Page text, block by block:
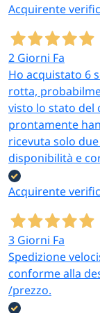
Acquirente
2 Giorni Fa
Ho acquistato 6
rotta,
visto lo stato del
prontamente
ricevuta solo
disponibilità e
Acquirente
3 Giorni Fa
Spedizione
conforme alla
/prezzo.